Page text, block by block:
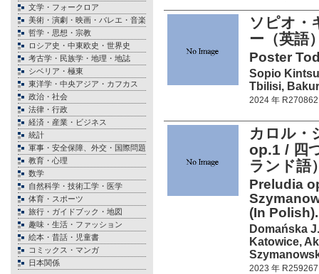
文学・フォークロア
美術・演劇・映画・バレエ・音楽
哲学・思想・宗教
ロシア史・中東欧史・世界史
考古学・民族学・地理・地誌
シベリア・極東
東洋学・中央アジア・カフカス
政治・社会
法律・行政
経済・産業・ビジネス
統計
軍事・安全保障、外交・国際問題
教育・心理
数学
自然科学・技術工学・医学
体育・スポーツ
旅行・ガイドブック・地図
趣味・生活・ファッション
絵本・昔話・児童書
コミックス・マンガ
日本関係
ソピオ・
ー（英語
Poster
Sopio
Tbilisi,
2024 年 R270862
カロル・
op.1 / 四
ランド語
Preludia
(In Polish).
Domańska J.
Katowice,
2023 年 R259267